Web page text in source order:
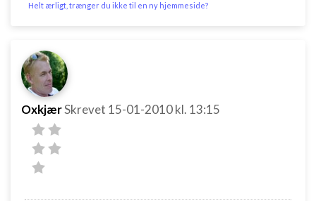
Helt ærligt, trænger du ikke til en ny hjemmeside?
OxkjærSkrevet 15-01-2010kl. 13:15